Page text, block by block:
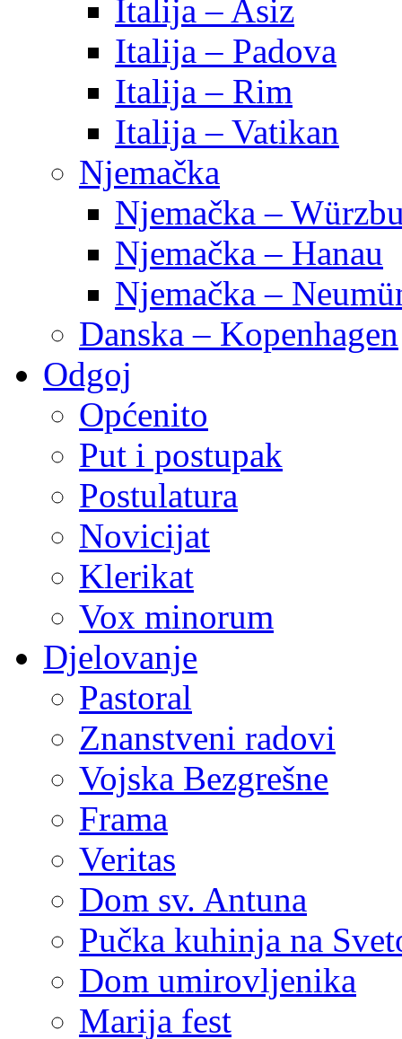
Italija – Asiz
Italija – Padova
Italija – Rim
Italija – Vatikan
Njemačka
Njemačka –
Njemačka – Hanau
Njemačka –
Danska – Kopenhagen
Odgoj
Općenito
Put i postupak
Postulatura
Novicijat
Klerikat
Vox minorum
Djelovanje
Pastoral
Znanstveni radovi
Vojska Bezgrešne
Frama
Veritas
Dom sv. Antuna
Pučka kuhinja na
Dom umirovljenika
Marija fest